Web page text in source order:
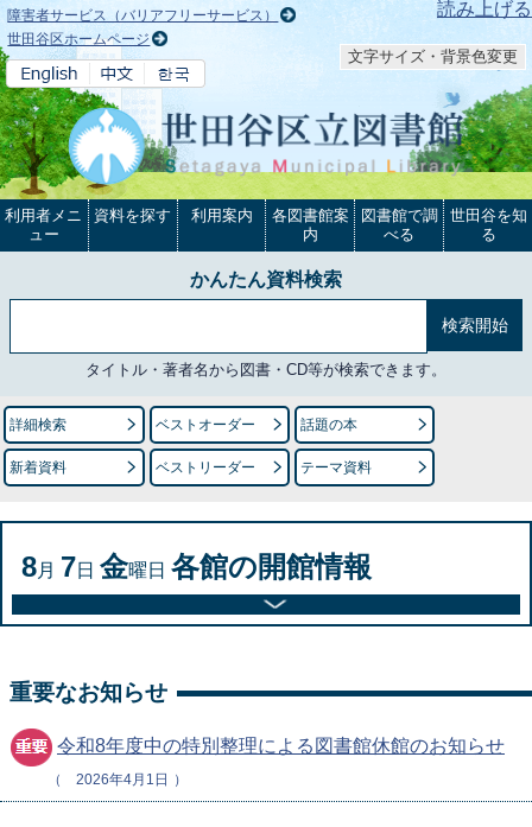
本文へ 読み上げる
障害者サービス（バリアフリーサービス）
世田谷区ホームページ
文字サイズ・背景色変更
利用者メニ
ュー
資料を探す 利用案内
各図書館案
内
図書館で調
べる
世田谷を知
る
かんたん資料検索
タイトル・著者名から図書・CD等が検索できます。
詳細検索 ベストオーダー 話題の本
新着資料 ベストリーダー テーマ資料
8月 7日 金曜日 各館の開館情報
重要なお知らせ
令和8年度中の特別整理による図書館休館のお知らせ
2026年4月1日